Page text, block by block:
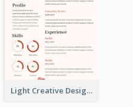
Light Creative Designer Resume